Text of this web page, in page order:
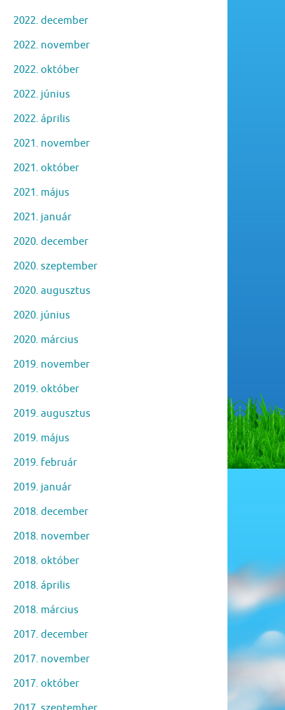
2022. december
2022. november
2022. október
2022. június
2022. április
2021. november
2021. október
2021. május
2021. január
2020. december
2020. szeptember
2020. augusztus
2020. június
2020. március
2019. november
2019. október
2019. augusztus
2019. május
2019. február
2019. január
2018. december
2018. november
2018. október
2018. április
2018. március
2017. december
2017. november
2017. október